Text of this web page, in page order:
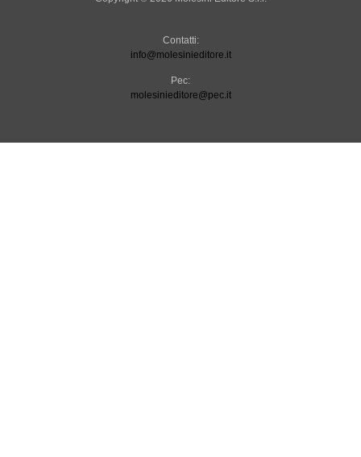
Contatti:
info@molesinieditore.it
Pec:
molesinieditore@pec.it